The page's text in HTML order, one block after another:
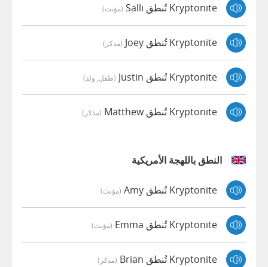
Kryptonite تُنطق Salli (مؤنث)
Kryptonite تُنطق Joey (مذكر)
Kryptonite تُنطق Justin (طفل, ولد)
Kryptonite تُنطق Matthew (مذكر)
النطق باللهجة الأمريكية
Kryptonite تُنطق Amy (مؤنث)
Kryptonite تُنطق Emma (مؤنث)
Kryptonite تُنطق Brian (مذكر)